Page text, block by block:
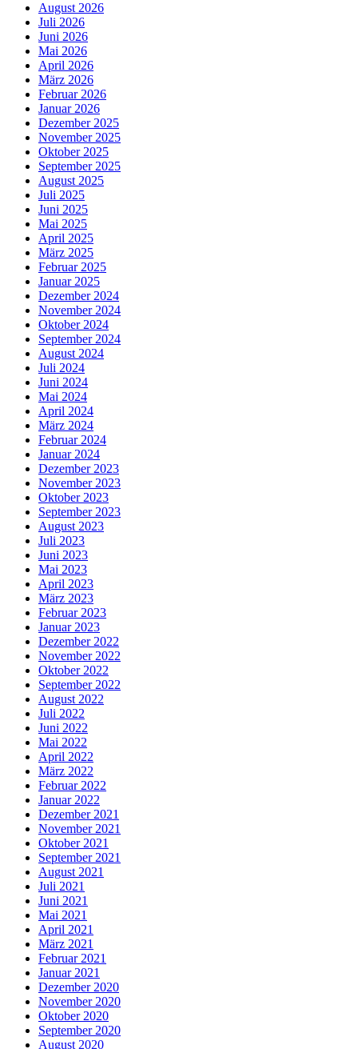
August 2026
Juli 2026
Juni 2026
Mai 2026
April 2026
März 2026
Februar 2026
Januar 2026
Dezember 2025
November 2025
Oktober 2025
September 2025
August 2025
Juli 2025
Juni 2025
Mai 2025
April 2025
März 2025
Februar 2025
Januar 2025
Dezember 2024
November 2024
Oktober 2024
September 2024
August 2024
Juli 2024
Juni 2024
Mai 2024
April 2024
März 2024
Februar 2024
Januar 2024
Dezember 2023
November 2023
Oktober 2023
September 2023
August 2023
Juli 2023
Juni 2023
Mai 2023
April 2023
März 2023
Februar 2023
Januar 2023
Dezember 2022
November 2022
Oktober 2022
September 2022
August 2022
Juli 2022
Juni 2022
Mai 2022
April 2022
März 2022
Februar 2022
Januar 2022
Dezember 2021
November 2021
Oktober 2021
September 2021
August 2021
Juli 2021
Juni 2021
Mai 2021
April 2021
März 2021
Februar 2021
Januar 2021
Dezember 2020
November 2020
Oktober 2020
September 2020
August 2020